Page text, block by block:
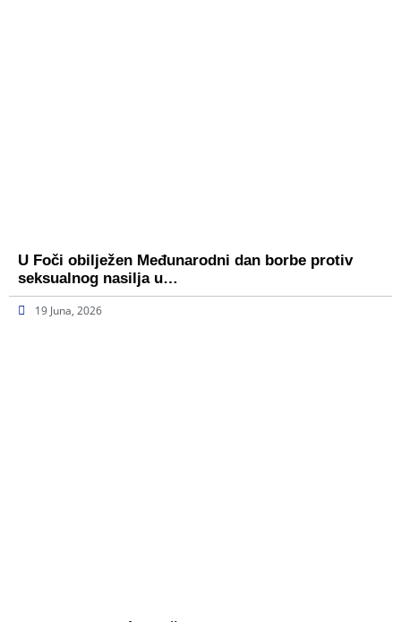
U Foči obilježen Međunarodni dan borbe protiv
seksualnog nasilja u…
19 Juna, 2026